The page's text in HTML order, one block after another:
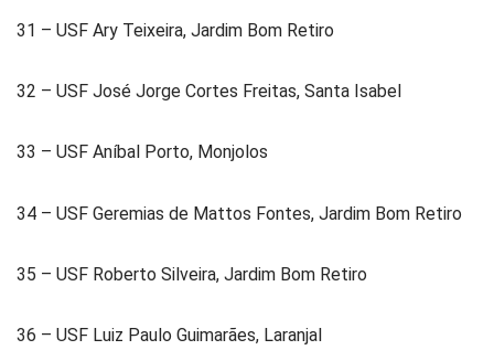
31 – USF Ary Teixeira, Jardim Bom Retiro
32 – USF José Jorge Cortes Freitas, Santa Isabel
33 – USF Aníbal Porto, Monjolos
34 – USF Geremias de Mattos Fontes, Jardim Bom Retiro
35 – USF Roberto Silveira, Jardim Bom Retiro
36 – USF Luiz Paulo Guimarães, Laranjal